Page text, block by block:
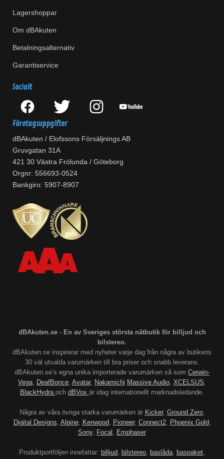
Lagershoppar
Om dBAkuten
Betalningsalternativ
Garantiservice
Socialt
Företagsuppgifter
dBAkuten / Elofssons Försäljnings AB
Gruvgatan 31A
421 30 Västra Frölunda / Göteborg
Orgnr: 556693-0524
Bankgiro: 5907-8907
dBAkuten.se - En av Sveriges största nätbutik för billjud och
bilstereo.
dBAkuten.se inspirerar med nyheter varje dag från några av butikens
30 väl utvalda varumärken till bra priser och snabb leverans.
dBAkuten.se’s egna unika importerade varumärken så som Cerwin-
Vega, DeafBonce, Avatar, Nakamichi Massive Audio, XCELSUS,
BlackHydra och dBVox är idag internationellt marknadsledande.
Några av våra övriga starka varumärken är Kicker, Ground Zero,
Digital Designs, Alpine, Kenwood, Pioneer, Connect2, Phoenix Gold,
Sony, Focal , Emphaser
Produktportföljen innefattar: billjud, bilstereo, baslåda, baspaket,